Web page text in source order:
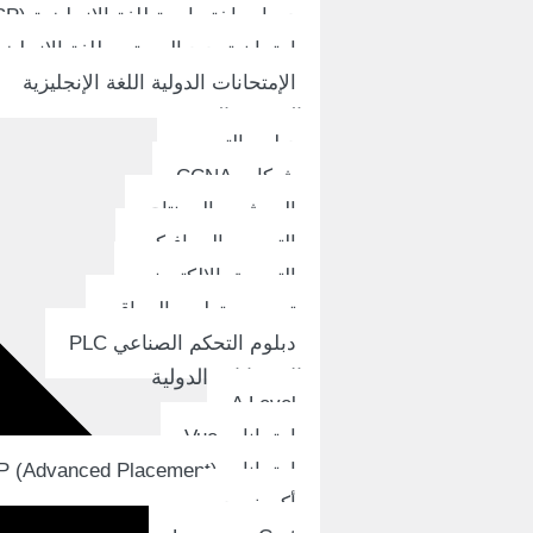
دورات اختصاصية للغة الإنجليزية (ESP)
امتحان تحديد المستوى للغة
الإمتحانات الدولية اللغة الإنجليزية
دبلوم التصوير
شبكات CCNA
الموشن والمونتاج
التصميم الجرافيكي
التسويق الإلكتروني
تصميم وتطوير المواقع
دبلوم التحكم الصناعي PLC
الإمتحانات الدولية
A Level
امتحانات Vue
امتحانات AP (Advanced Placement)
أكسفورد